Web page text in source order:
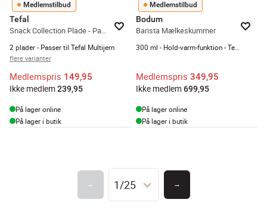
Medlemstilbud
Tefal
Snack Collection Plade - Panini grill
2 plader - Passer til Tefal Multijern
flere varianter
Medlemspris 149,95
Ikke medlem 239,95
På lager online
På lager i butik
Medlemstilbud
Bodum
Barista Mælkeskummer
Medlemspris 349,95
Ikke medlem 699,95
På lager online
På lager i butik
← 1/25 →